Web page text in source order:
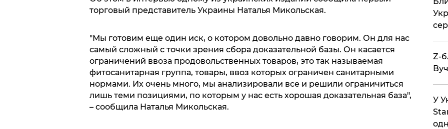
торговый представитель Украины Наталья Микольская.
"Мы готовим еще один иск, о котором довольно давно говорим. Он для нас
самый сложный с точки зрения сбора доказательной базы. Он касается
ограничений ввоза продовольственных товаров, это так называемая
фитосанитарная группа, товары, ввоз которых ограничен санитарными
нормами. Их очень много, мы анализировали все и решили ограничиться
лишь теми позициями, по которым у нас есть хорошая доказательная база",
– сообщила Наталья Микольская.
Z-
У